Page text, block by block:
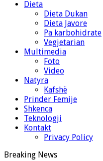
Dieta
Dieta Dukan
Dieta Javore
Pa karbohidrate
Vegjetarian
Multimedia
Foto
Video
Natyra
Kafshë
Prinder Femije
Shkenca
Teknologji
Kontakt
Privacy Policy
Breaking News